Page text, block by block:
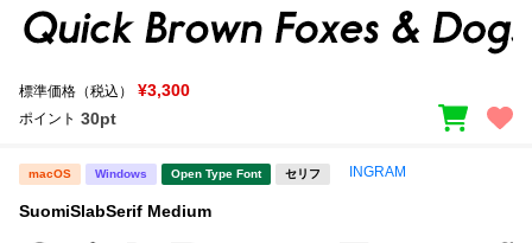
標準価格（税込） ¥3,300
ポイント 30pt
macOS Windows Open Type Font セリフ INGRAM
SuomiSlabSerif Medium